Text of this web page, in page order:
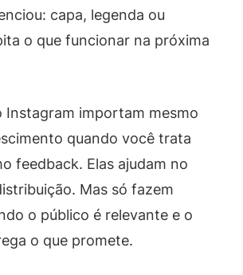
capa, legenda ou
o que funcionar na próxima
Instagram importam mesmo
quando você trata
feedback. Elas ajudam no
Mas só fazem
o público é relevante e o
o que promete.